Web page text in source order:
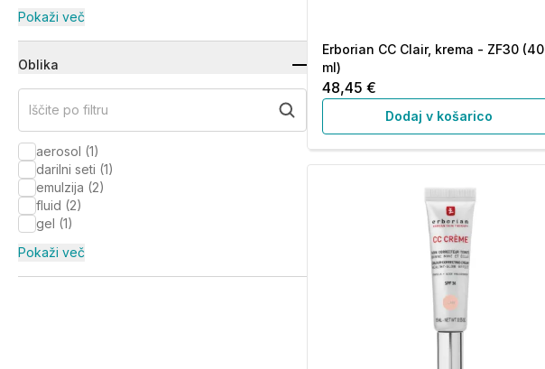
Pokaži več
Oblika
Iščite po filtru
aerosol (1)
darilni seti (1)
emulzija (2)
fluid (2)
gel (1)
Pokaži več
Erborian CC Clair, krema - ZF30 (40
ml)
48,45 €
Dodaj v košarico